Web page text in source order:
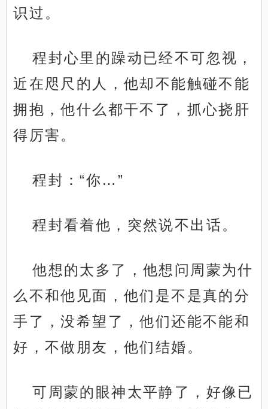
识过。
程封心里的躁动已经不可忽视，
近在咫尺的人，他却不能触碰不能
拥抱，他什么都干不了，抓心挠肝
得厉害。
程封：“你…”
程封看着他，突然说不出话。
他想的太多了，他想问周蒙为什
么不和他见面，他们是不是真的分
手了，没希望了，他们还能不能和
好，不做朋友，他们结婚。
可周蒙的眼神太平静了，好像已